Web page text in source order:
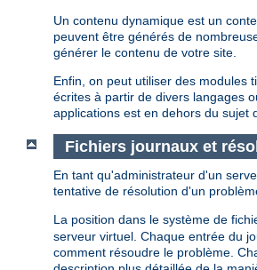
Un contenu dynamique est un
peuvent être générés de
générer le contenu de votre site.
Enfin, on peut utiliser des modules
écrites à partir de divers langages
applications est en dehors du sujet
Fichiers journaux et
En tant qu'administrateur d'un
tentative de résolution d'un
La position dans le système de
serveur virtuel. Chaque entrée du
comment résoudre le problème.